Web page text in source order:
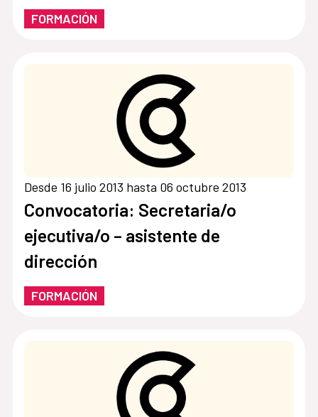
FORMACIÓN
Desde 16 julio 2013 hasta 06 octubre 2013
Convocatoria: Secretaria/o
ejecutiva/o – asistente de
dirección
FORMACIÓN